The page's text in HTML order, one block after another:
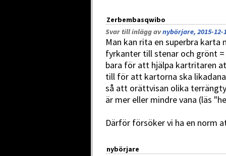
Zerbembasqwibo
Svar till inlägg avnybörjare, 2015-12-
Man kan rita en superbra
fyrkanter till stenar och grönt
bara för att hjälpa kartritaren
till för att kartorna ska
så att orättvisan olika
är mer eller mindre vana (läs
Därför försöker vi ha en norm
nybörjare